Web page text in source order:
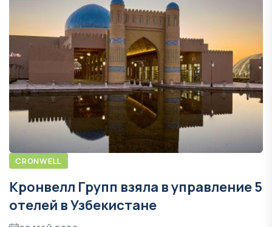
CRONWELL
Кронвелл Групп взяла в управление 5
отелей в Узбекистане